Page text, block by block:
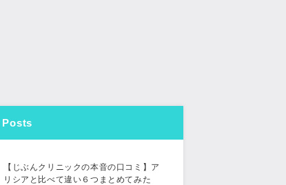
Posts
【じぶんクリニックの本音の口コミ】ア
リシアと比べて違い６つまとめてみた